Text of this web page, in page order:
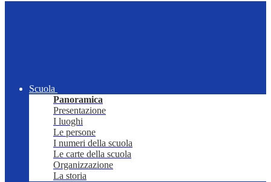
Scuola
Panoramica
Presentazione
I luoghi
Le persone
I numeri della scuola
Le carte della scuola
Organizzazione
La storia